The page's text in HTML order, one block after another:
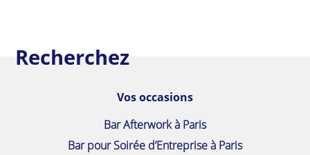
Recherchez
Vos occasions
Bar Afterwork à Paris
Bar pour Soirée d’Entreprise à Paris